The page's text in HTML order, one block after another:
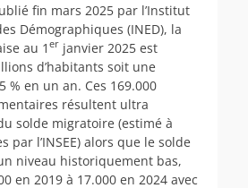
fin mars 2025 par l’Institut
Démographiques (INED), la
au 1 er janvier 2025 est
d’habitants soit une
% en un an. Ces 169.000
résultent ultra
solde migratoire (estimé à
par l’INSEE) alors que le solde
niveau historiquement bas,
en 2019 à 17.000 en 2024 avec